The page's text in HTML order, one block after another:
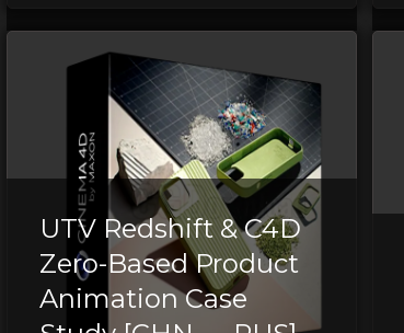
UTV Redshift & C4D
Zero-Based Product
Animation Case